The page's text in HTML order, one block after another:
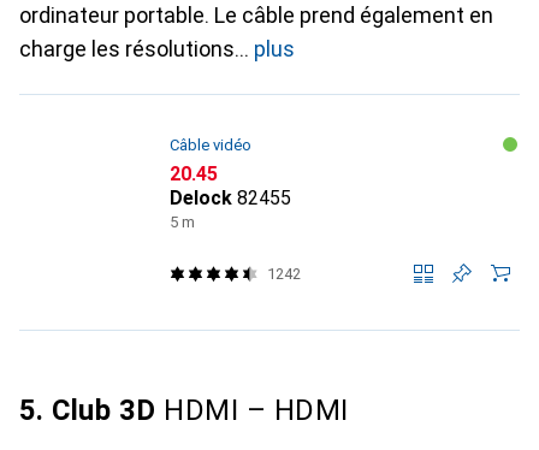
ordinateur portable. Le câble prend également en
charge les résolutions
plus
Câble vidéo
CHF
20.45
Delock 82455
5 m
1242
5. Club 3D HDMI – HDMI